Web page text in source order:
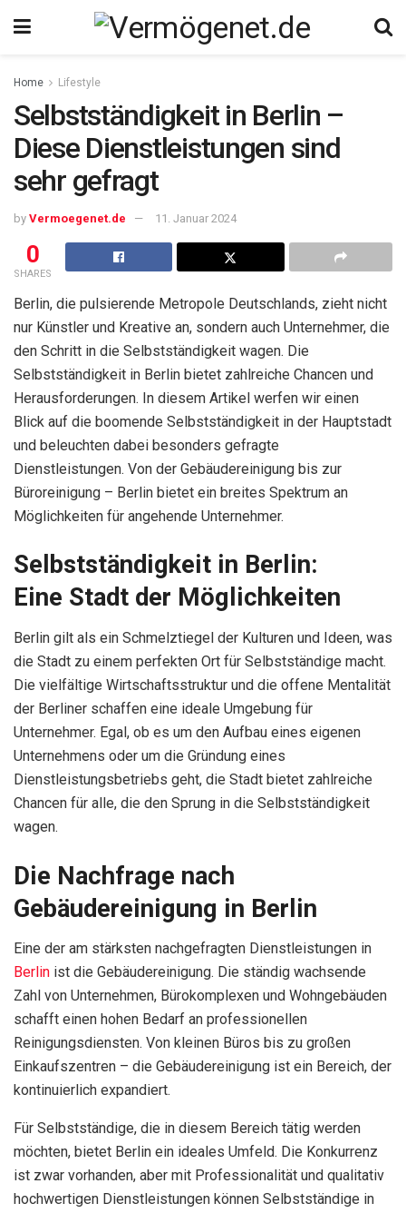
Home Lifestyle
Selbstständigkeit in Berlin –
Diese Dienstleistungen sind
sehr gefragt
by Vermoegenet.de 11. Januar 2024
0
SHARES
Berlin, die pulsierende Metropole Deutschlands, zieht nicht
nur Künstler und Kreative an, sondern auch Unternehmer, die
den Schritt in die Selbstständigkeit wagen. Die
Selbstständigkeit in Berlin bietet zahlreiche Chancen und
Herausforderungen. In diesem Artikel werfen wir einen
Blick auf die boomende Selbstständigkeit in der Hauptstadt
und beleuchten dabei besonders gefragte
Dienstleistungen. Von der Gebäudereinigung bis zur
Büroreinigung – Berlin bietet ein breites Spektrum an
Möglichkeiten für angehende Unternehmer.
Selbstständigkeit in Berlin:
Eine Stadt der Möglichkeiten
Berlin gilt als ein Schmelztiegel der Kulturen und Ideen, was
die Stadt zu einem perfekten Ort für Selbstständige macht.
Die vielfältige Wirtschaftsstruktur und die offene Mentalität
der Berliner schaffen eine ideale Umgebung für
Unternehmer. Egal, ob es um den Aufbau eines eigenen
Unternehmens oder um die Gründung eines
Dienstleistungsbetriebs geht, die Stadt bietet zahlreiche
Chancen für alle, die den Sprung in die Selbstständigkeit
wagen.
Die Nachfrage nach
Gebäudereinigung in Berlin
Eine der am stärksten nachgefragten Dienstleistungen in
Berlin ist die Gebäudereinigung. Die ständig wachsende
Zahl von Unternehmen, Bürokomplexen und Wohngebäuden
schafft einen hohen Bedarf an professionellen
Reinigungsdiensten. Von kleinen Büros bis zu großen
Einkaufszentren – die Gebäudereinigung ist ein Bereich, der
kontinuierlich expandiert.
Für Selbstständige, die in diesem Bereich tätig werden
möchten, bietet Berlin ein ideales Umfeld. Die Konkurrenz
ist zwar vorhanden, aber mit Professionalität und qualitativ
hochwertigen Dienstleistungen können Selbstständige in